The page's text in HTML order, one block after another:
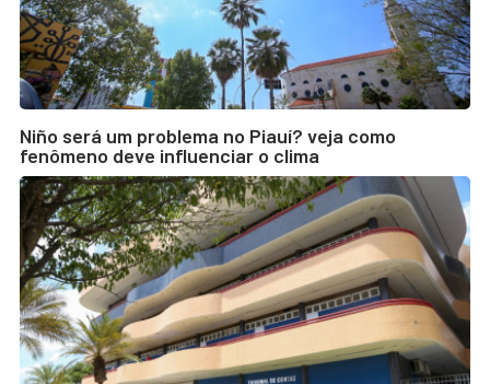
Niño será um problema no Piauí? veja como
fenômeno deve influenciar o clima